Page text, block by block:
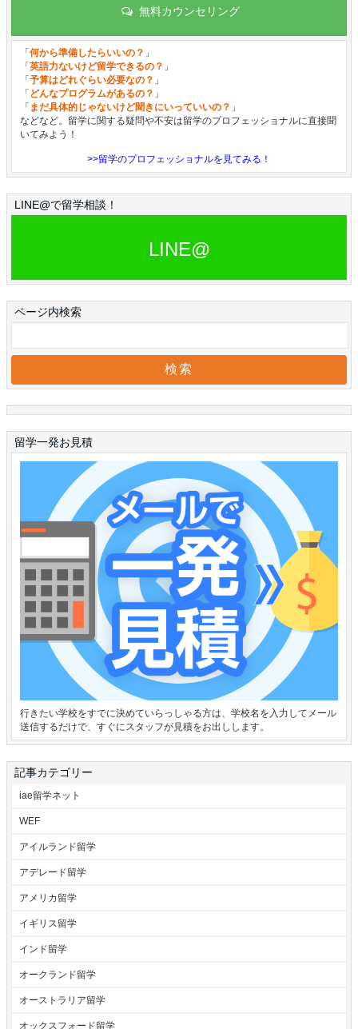
無料カウンセリング
「 何から準備したらいいの？ 」
「 英語力ないけど留学できるの？ 」
「 予算はどれぐらい必要なの？ 」
「 どんなプログラムがあるの？ 」
「 まだ具体的じゃないけど聞きにいっていいの？ 」
などなど。留学に関する疑問や不安は留学のプロフェッショナルに直接聞
いてみよう！
>>留学のプロフェッショナルを見てみる！
LINE@で留学相談！
LINE@
ページ内検索
留学一発お見積
行きたい学校をすでに決めていらっしゃる方は、学校名を入力してメール
送信するだけで、すぐにスタッフが見積をお出しします。
記事カテゴリー
iae留学ネット
WEF
アイルランド留学
アデレード留学
アメリカ留学
イギリス留学
インド留学
オークランド留学
オーストラリア留学
オックスフォード留学